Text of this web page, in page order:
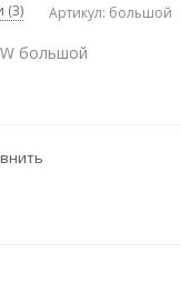
(3) Артикул: большой
большой